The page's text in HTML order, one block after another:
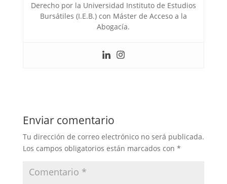
Derecho por la Universidad Instituto de Estudios
Bursátiles (I.E.B.) con Máster de Acceso a la
Abogacía.
Enviar comentario
Tu dirección de correo electrónico no será publicada.
Los campos obligatorios están marcados con *